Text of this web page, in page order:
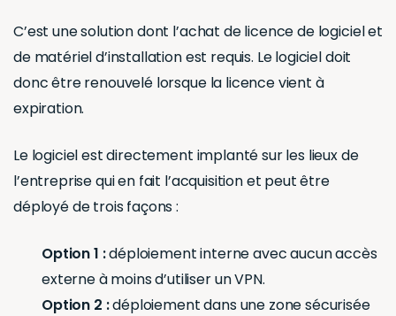
C’est une solution dont l’achat de licence de logiciel et
de matériel d’installation est requis. Le logiciel doit
donc être renouvelé lorsque la licence vient à
expiration.
Le logiciel est directement implanté sur les lieux de
l’entreprise qui en fait l’acquisition et peut être
déployé de trois façons :
Option 1 :déploiement interne avec aucun accès
externe à moins d’utiliser un VPN.
Option 2 :déploiement dans une zone sécurisée